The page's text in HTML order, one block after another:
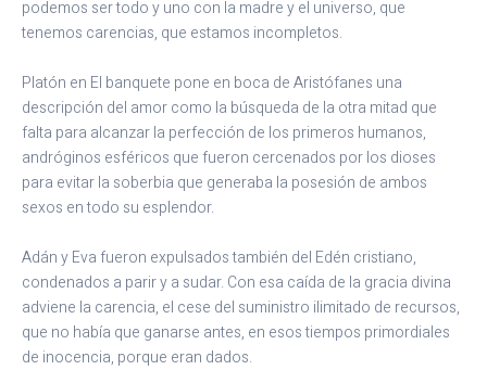
podemos ser todo y uno con la madre y el universo, que
tenemos carencias, que estamos incompletos.
Platón en El banquete pone en boca de Aristófanes una
descripción del amor como la búsqueda de la otra mitad que
falta para alcanzar la perfección de los primeros humanos,
andróginos esféricos que fueron cercenados por los dioses
para evitar la soberbia que generaba la posesión de ambos
sexos en todo su esplendor.
Adán y Eva fueron expulsados también del Edén cristiano,
condenados a parir y a sudar. Con esa caída de la gracia divina
adviene la carencia, el cese del suministro ilimitado de recursos,
que no había que ganarse antes, en esos tiempos primordiales
de inocencia, porque eran dados.